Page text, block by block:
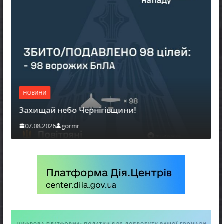
НОВИНИ
Захищай небо Чернігівщини!
07.08.2026 gormr